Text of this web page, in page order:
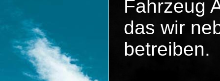
Fahrzeug
das wir
betreiben.